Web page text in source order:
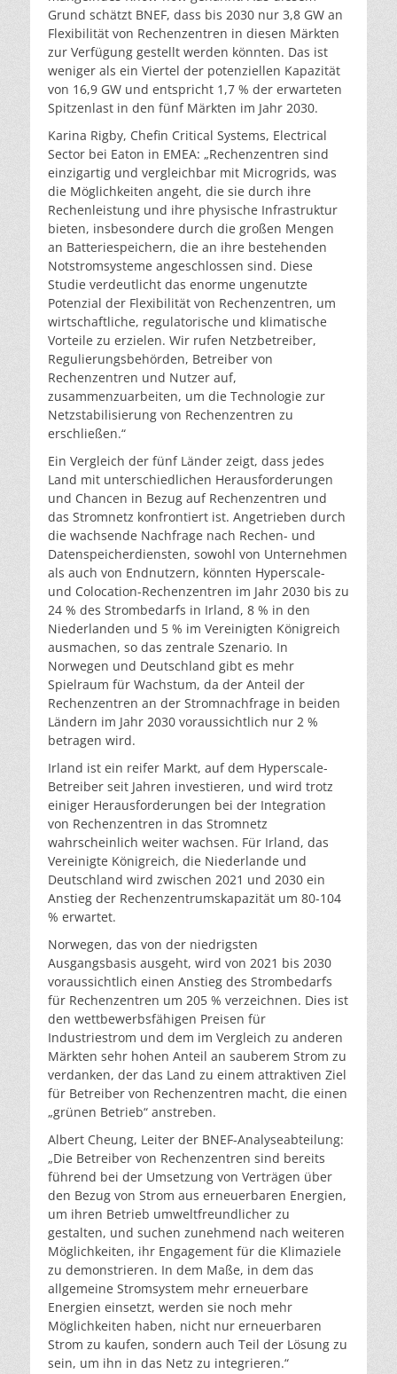
Grund schätzt BNEF, dass bis 2030 nur 3,8 GW an
Flexibilität von Rechenzentren in diesen Märkten
zur Verfügung gestellt werden könnten. Das ist
weniger als ein Viertel der potenziellen Kapazität
von 16,9 GW und entspricht 1,7 % der erwarteten
Spitzenlast in den fünf Märkten im Jahr 2030.
Karina Rigby, Chefin Critical Systems, Electrical
Sector bei Eaton in EMEA: „Rechenzentren sind
einzigartig und vergleichbar mit Microgrids, was
die Möglichkeiten angeht, die sie durch ihre
Rechenleistung und ihre physische Infrastruktur
bieten, insbesondere durch die großen Mengen
an Batteriespeichern, die an ihre bestehenden
Notstromsysteme angeschlossen sind. Diese
Studie verdeutlicht das enorme ungenutzte
Potenzial der Flexibilität von Rechenzentren, um
wirtschaftliche, regulatorische und klimatische
Vorteile zu erzielen. Wir rufen Netzbetreiber,
Regulierungsbehörden, Betreiber von
Rechenzentren und Nutzer auf,
zusammenzuarbeiten, um die Technologie zur
Netzstabilisierung von Rechenzentren zu
erschließen.“
Ein Vergleich der fünf Länder zeigt, dass jedes
Land mit unterschiedlichen Herausforderungen
und Chancen in Bezug auf Rechenzentren und
das Stromnetz konfrontiert ist. Angetrieben durch
die wachsende Nachfrage nach Rechen- und
Datenspeicherdiensten, sowohl von Unternehmen
als auch von Endnutzern, könnten Hyperscale-
und Colocation-Rechenzentren im Jahr 2030 bis zu
24 % des Strombedarfs in Irland, 8 % in den
Niederlanden und 5 % im Vereinigten Königreich
ausmachen, so das zentrale Szenario. In
Norwegen und Deutschland gibt es mehr
Spielraum für Wachstum, da der Anteil der
Rechenzentren an der Stromnachfrage in beiden
Ländern im Jahr 2030 voraussichtlich nur 2 %
betragen wird.
Irland ist ein reifer Markt, auf dem Hyperscale-
Betreiber seit Jahren investieren, und wird trotz
einiger Herausforderungen bei der Integration
von Rechenzentren in das Stromnetz
wahrscheinlich weiter wachsen. Für Irland, das
Vereinigte Königreich, die Niederlande und
Deutschland wird zwischen 2021 und 2030 ein
Anstieg der Rechenzentrumskapazität um 80-104
% erwartet.
Norwegen, das von der niedrigsten
Ausgangsbasis ausgeht, wird von 2021 bis 2030
voraussichtlich einen Anstieg des Strombedarfs
für Rechenzentren um 205 % verzeichnen. Dies ist
den wettbewerbsfähigen Preisen für
Industriestrom und dem im Vergleich zu anderen
Märkten sehr hohen Anteil an sauberem Strom zu
verdanken, der das Land zu einem attraktiven Ziel
für Betreiber von Rechenzentren macht, die einen
„grünen Betrieb“ anstreben.
Albert Cheung, Leiter der BNEF-Analyseabteilung:
„Die Betreiber von Rechenzentren sind bereits
führend bei der Umsetzung von Verträgen über
den Bezug von Strom aus erneuerbaren Energien,
um ihren Betrieb umweltfreundlicher zu
gestalten, und suchen zunehmend nach weiteren
Möglichkeiten, ihr Engagement für die Klimaziele
zu demonstrieren. In dem Maße, in dem das
allgemeine Stromsystem mehr erneuerbare
Energien einsetzt, werden sie noch mehr
Möglichkeiten haben, nicht nur erneuerbaren
Strom zu kaufen, sondern auch Teil der Lösung zu
sein, um ihn in das Netz zu integrieren.“